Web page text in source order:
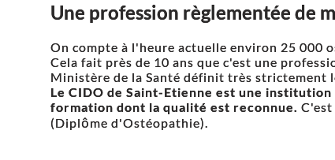
Une profession règlementée de
On compte à l'heure actuelle environ 25 000
Cela fait près de 10 ans que c'est une
Ministère de la Santé définit très strictement
Le CIDO de Saint-Etienne est une
formation dont la qualité est reconnue. C'est
(Diplôme d'Ostéopathie).